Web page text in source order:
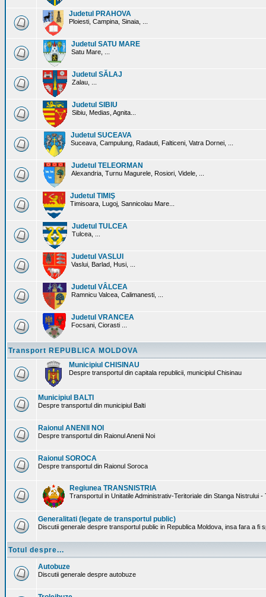
Judetul PRAHOVA
Ploiesti, Campina, Sinaia, ...
Judetul SATU MARE
Satu Mare, ...
Judetul SĂLAJ
Zalau, ...
Judetul SIBIU
Sibiu, Medias, Agnita...
Judetul SUCEAVA
Suceava, Campulung, Radauti, Falticeni, Vatra Dornei, ...
Judetul TELEORMAN
Alexandria, Turnu Magurele, Rosiori, Videle, ...
Judetul TIMIŞ
Timisoara, Lugoj, Sannicolau Mare...
Judetul TULCEA
Tulcea, ...
Judetul VASLUI
Vaslui, Barlad, Husi, ...
Judetul VÂLCEA
Ramnicu Valcea, Calimanesti, ...
Judetul VRANCEA
Focsani, Ciorasti ...
Transport REPUBLICA MOLDOVA
Municipiul CHISINAU
Despre transportul din capitala republicii, municipiul Chisinau
Municipiul BALTI
Despre transportul din municipiul Balti
Raionul ANENII NOI
Despre transportul din Raionul Anenii Noi
Raionul SOROCA
Despre transportul din Raionul Soroca
Regiunea TRANSNISTRIA
Transportul in Unitatile Administrativ-Teritoriale din Stanga Nistrului -
Generalitati (legate de transportul public)
Discutii generale despre transportul public in Republica Moldova, insa fara a fi
Totul despre...
Autobuze
Discutii generale despre autobuze